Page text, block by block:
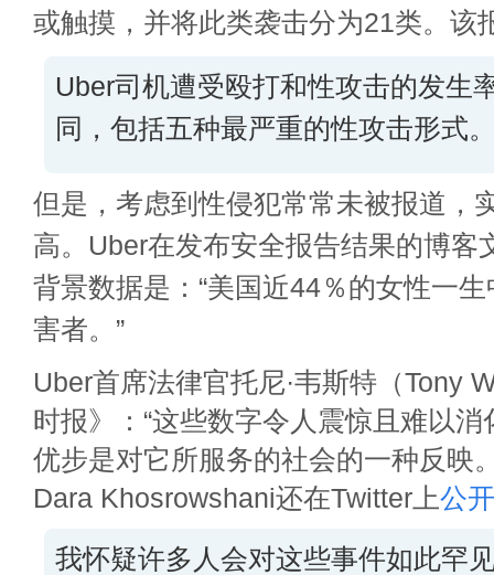
或触摸，并将此类袭击分为21类。 该
Uber司机遭受殴打和性攻击的发生
同，包括五种最严重的性攻击形式
但是，考虑到性侵犯常常未被报道，
高。Uber在发布安全报告结果的博客
背景数据是：“美国近44％的女性一
害者。”
Uber首席法律官托尼·韦斯特（Tony
时报》：“这些数字令人震惊且难以消
优步是对它所服务的社会的一种反映
Dara Khosrowshani还在Twitter上公
我怀疑许多人会对这些事件如此罕